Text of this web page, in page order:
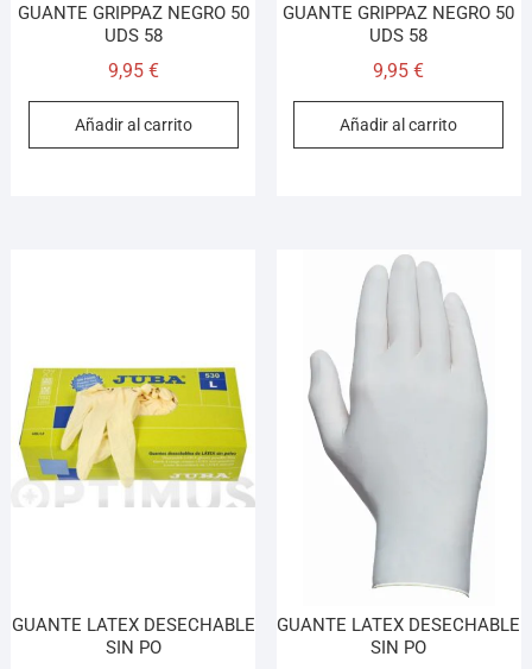
GUANTE GRIPPAZ NEGRO 50
UDS 58
9,95 €
Añadir al carrito
GUANTE GRIPPAZ NEGRO 50
UDS 58
9,95€
Añadir al carrito
GUANTE LATEX DESECHABLE
SIN PO
GUANTE LATEX DESECHABLE
SIN PO